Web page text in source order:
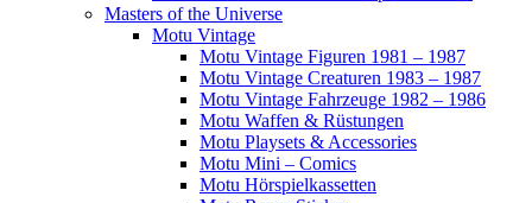
Masters of the Universe
Motu Vintage
Motu Vintage Figuren 1981 – 1987
Motu Vintage Creaturen 1983 – 1987
Motu Vintage Fahrzeuge 1982 – 1986
Motu Waffen & Rüstungen
Motu Playsets & Accessories
Motu Mini – Comics
Motu Hörspielkassetten